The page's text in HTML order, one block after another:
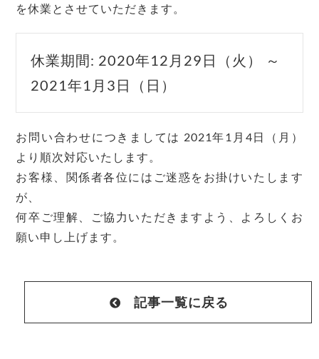
を休業とさせていただきます。
休業期間: 2020年12月29日（火） ～
2021年1月3日（日）
お問い合わせにつきましては 2021年1月4日（月）
より順次対応いたします。
お客様、関係者各位にはご迷惑をお掛けいたします
が、
何卒ご理解、ご協力いただきますよう、よろしくお
願い申し上げます。
記事一覧に戻る